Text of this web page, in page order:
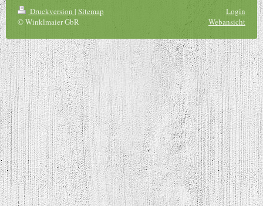
Druckversion | Sitemap
© Winklmaier GbR
Login
Webansicht